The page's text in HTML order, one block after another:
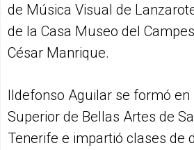
de Música Visual de
de la Casa Museo del
César Manrique.
Ildefonso Aguilar se formó en
Superior de Bellas Artes de
Tenerife e impartió clases de